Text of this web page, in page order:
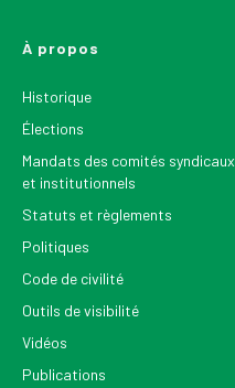
À propos
Historique
Élections
Mandats des comités syndicaux
et institutionnels
Statuts et règlements
Politiques
Code de civilité
Outils de visibilité
Vidéos
Publications